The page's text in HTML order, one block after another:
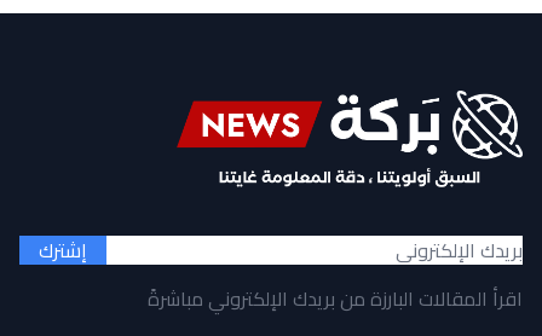
إشترك
اقرأ المقالات البارزة من بريدك الإلكتروني مباشرةً